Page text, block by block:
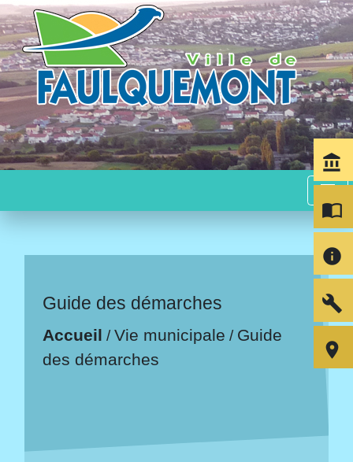
menu
Guide des démarches
Accueil /Vie municipale / Guide
des démarches
account_balance
import_contacts
info
build
room